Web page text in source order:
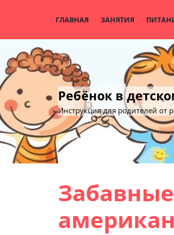
ГЛАВНАЯ ЗАНЯТИЯ
Ребёнок в
Инструкция для родителей от